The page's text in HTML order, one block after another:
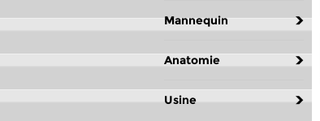
Mannequin
Anatomie
Usine